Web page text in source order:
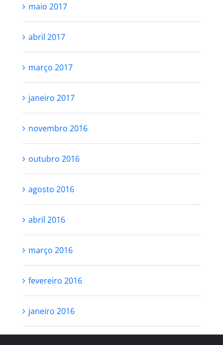
maio 2017
abril 2017
março 2017
janeiro 2017
novembro 2016
outubro 2016
agosto 2016
abril 2016
março 2016
fevereiro 2016
janeiro 2016